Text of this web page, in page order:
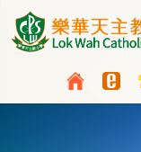
移至主內容